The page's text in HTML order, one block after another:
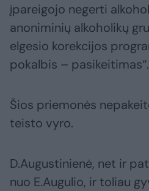
įpareigojo negerti
anoniminių alkoholikų
elgesio korekcijos
pokalbis – pasikeitimas“.
Šios priemonės
teisto vyro.
D.Augustinienė, net ir
nuo E.Augulio, ir toliau